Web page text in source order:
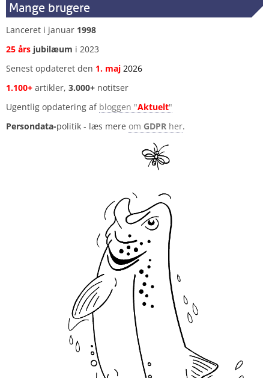
Mange brugere
Lanceret i januar 1998
25 års jubilæum i 2023
Senest opdateret den 1. maj 2026
1.100+ artikler, 3.000+ notitser
Ugentlig opdatering af bloggen "Aktuelt"
Persondata-politik - læs mere om GDPR her.